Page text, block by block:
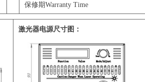
保修期Warranty Time
激光器电源尺寸图：